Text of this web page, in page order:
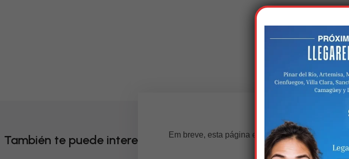
También te puede interesar
Estamos
Em breve, esta página estará disponível com